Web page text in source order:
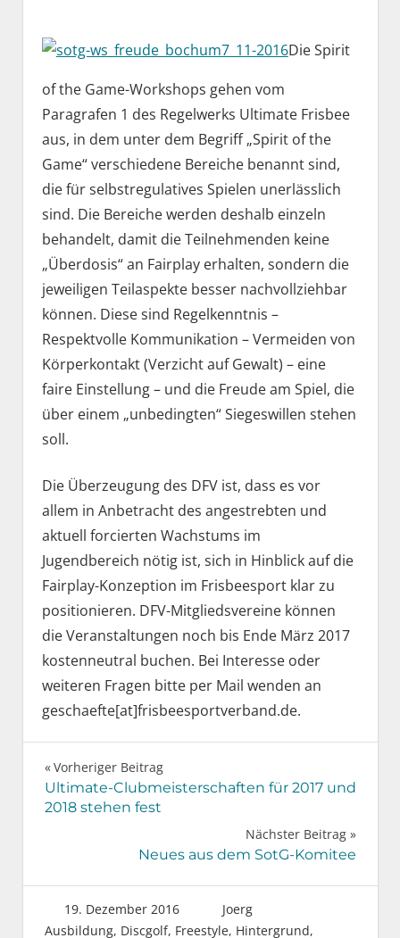
Die Spirit
of the Game-Workshops gehen vom
Paragrafen 1 des Regelwerks Ultimate Frisbee
aus, in dem unter dem Begriff „Spirit of the
Game“ verschiedene Bereiche benannt sind,
die für selbstregulatives Spielen unerlässlich
sind. Die Bereiche werden deshalb einzeln
behandelt, damit die Teilnehmenden keine
„Überdosis“ an Fairplay erhalten, sondern die
jeweiligen Teilaspekte besser nachvollziehbar
können. Diese sind Regelkenntnis –
Respektvolle Kommunikation – Vermeiden von
Körperkontakt (Verzicht auf Gewalt) – eine
faire Einstellung – und die Freude am Spiel, die
über einem „unbedingten“ Siegeswillen stehen
soll.
Die Überzeugung des DFV ist, dass es vor
allem in Anbetracht des angestrebten und
aktuell forcierten Wachstums im
Jugendbereich nötig ist, sich in Hinblick auf die
Fairplay-Konzeption im Frisbeesport klar zu
positionieren. DFV-Mitgliedsvereine können
die Veranstaltungen noch bis Ende März 2017
kostenneutral buchen. Bei Interesse oder
weiteren Fragen bitte per Mail wenden an
geschaefte[at]frisbeesportverband.de.
Beitragsnavigation
Vorheriger Beitrag
Ultimate-Clubmeisterschaften für 2017 und
2018 stehen fest
Nächster Beitrag
Neues aus dem SotG-Komitee
19. Dezember 2016
Joerg
Ausbildung, Discgolf, Freestyle, Hintergrund,